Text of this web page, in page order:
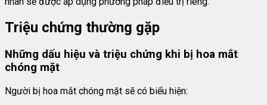
Triệu chứng thường gặp
Những dấu hiệu và triệu chứng khi bị hoa mắt
chóng mặt
Người bị hoa mắt chóng mặt sẽ có biểu hiện: